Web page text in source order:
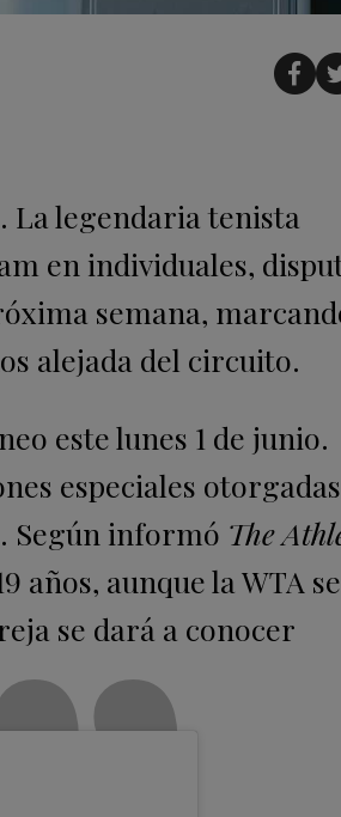
La legendaria tenista
en individuales,
semana,
alejada del circuito.
este lunes 1 de junio.
especiales
Según informó The
años, aunque la WTA
se dará a conocer